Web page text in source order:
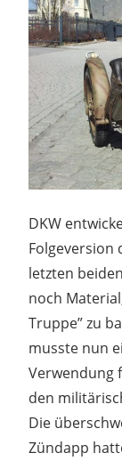
DKW
Folgeversion
letzten
noch
Truppe” zu
musste nun
Verwendung
den
Die
Zündapp